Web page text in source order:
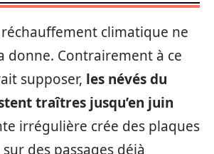
climatique ne
donne. Contrairement à ce
supposer, les névés du
traîtres jusqu’en juin
irrégulière crée des plaques
des passages déjà